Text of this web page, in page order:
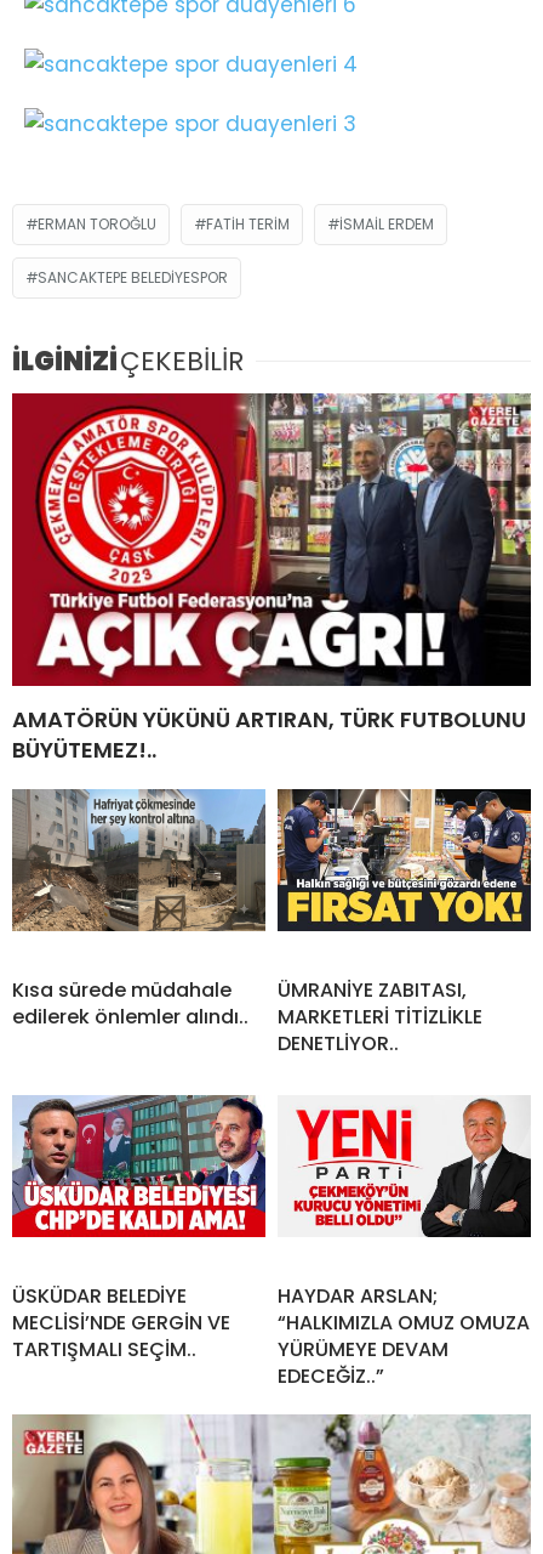
ERMAN TOROĞLU FATIH TERIM İSMAIL ERDEM
SANCAKTEPE BELEDIYESPOR
İLGİNİZİÇEKEBİLİR
AMATÖRÜN YÜKÜNÜ ARTIRAN, TÜRK FUTBOLUNU
BÜYÜTEMEZ!..
Kısa sürede müdahale
edilerek önlemler alındı..
ÜMRANİYE ZABITASI,
MARKETLERİ TİTİZLİKLE
DENETLİYOR..
ÜSKÜDAR BELEDİYE
MECLİSİ’NDE GERGİN VE
TARTIŞMALI SEÇİM..
HAYDAR ARSLAN;
“HALKIMIZLA OMUZ OMUZA
YÜRÜMEYE DEVAM
EDECEĞİZ..”